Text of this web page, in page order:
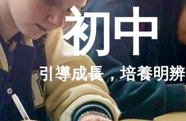
初中
引導成長，培養明辨